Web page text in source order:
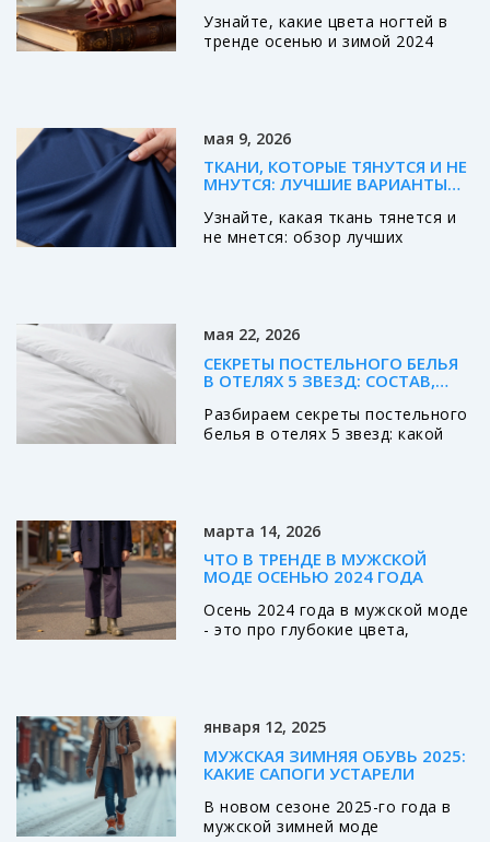
Узнайте, какие цвета ногтей в
тренде осенью и зимой 2024
одеждой.
мая 9, 2026
ТКАНИ, КОТОРЫЕ ТЯНУТСЯ И НЕ
МНУТСЯ: ЛУЧШИЕ ВАРИАНТЫ
Узнайте, какая ткань тянется и
не мнется: обзор лучших
мая 22, 2026
СЕКРЕТЫ ПОСТЕЛЬНОГО БЕЛЬЯ
В ОТЕЛЯХ 5 ЗВЕЗД: СОСТАВ,
Разбираем секреты постельного
белья в отелях 5 звезд: какой
ощущение роскоши.
марта 14, 2026
ЧТО В ТРЕНДЕ В МУЖСКОЙ
МОДЕ ОСЕНЬЮ 2024 ГОДА
Осень 2024 года в мужской моде
- это про глубокие цвета,
что лучше оставить в прошлом.
января 12, 2025
МУЖСКАЯ ЗИМНЯЯ ОБУВЬ 2025:
КАКИЕ САПОГИ УСТАРЕЛИ
В новом сезоне 2025-го года в
мужской зимней моде